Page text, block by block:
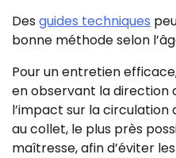
Desguides techniques
bonne méthode selon
Pour un entretien
en observant la direction
l’impact sur la circulation
au collet, le plus près
maîtresse, afin d’éviter